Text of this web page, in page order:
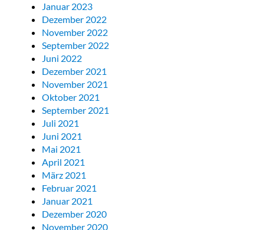
Januar 2023
Dezember 2022
November 2022
September 2022
Juni 2022
Dezember 2021
November 2021
Oktober 2021
September 2021
Juli 2021
Juni 2021
Mai 2021
April 2021
März 2021
Februar 2021
Januar 2021
Dezember 2020
November 2020